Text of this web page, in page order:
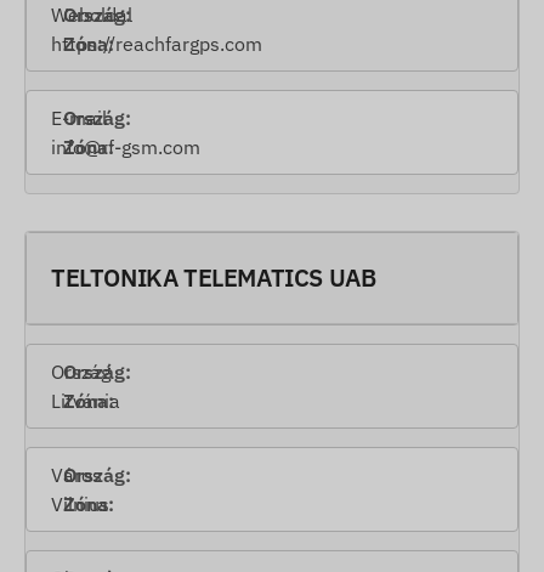
Weboldal
https://reachfargps.com
E-mail
info@rf-gsm.com
TELTONIKA TELEMATICS UAB
Ország
Litvánia
Város
Vilnius